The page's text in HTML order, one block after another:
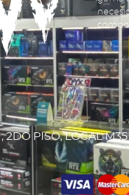
2DO PISO, LOCAL